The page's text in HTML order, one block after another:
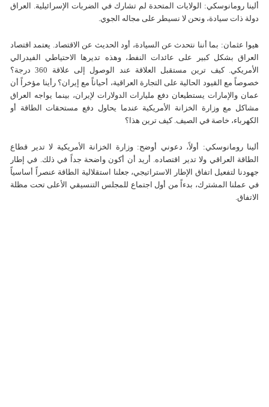
ألينا رومانوسكي: الولايات المتحدة لم تشارك في الضربات الإسرائيلية. العراق
دولة ذات سيادة، ونحن لا نسيطر على مجاله الجوي.
هيوا عثمان: بما أننا نتحدث عن السيادة، أود الحديث عن الاقتصاد. يعتمد اقتصاد
العراق بشكل كبير على عائدات النفط، وهذه تديرها الاحتياطي الفيدرالي
الأمريكي. كيف ترين مستقبل العلاقة عند الوصول إلى علاقة 360 درجة؟
خصوصاً مع القيود الحالية على التجارة العراقية، أحياناً مع إيران؟ رأينا مؤخراً أن
عمان والإمارات يستطيعان دفع مليارات الدولارات لإيران، بينما يواجه العراق
مشاكل مع وزارة الخزانة الأمريكية عندما يحاول دفع مستحقات الطاقة أو
الكهرباء، خاصة في الصيف. كيف ترين هذا؟
ألينا رومانوسكي: أولاً، دعوني أوضح: وزارة الخزانة الأمريكية لا تدير قطاع
الطاقة العراقي ولا تدير اقتصاده. أريد أن أكون واضحة جداً في ذلك. في إطار
جهودنا لتفعيل اتفاق الإطار الاستراتيجي، جعلنا استقلالية الطاقة عنصراً أساسياً
في عملنا المشترك، بدءاً من أول اجتماع للمجلس التنسيقي الأعلى تحت مظلة
الاتفاق.